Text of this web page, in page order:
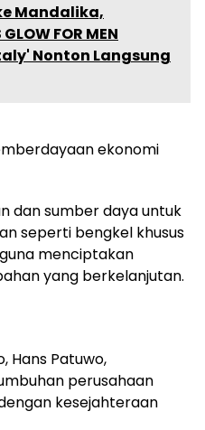
Mandalika,
FOR MEN
Nonton Langsung
ekonomi
dan sumber daya untuk
seperti bengkel khusus
menciptakan
yang berkelanjutan.
Hans Patuwo,
perusahaan
kesejahteraan